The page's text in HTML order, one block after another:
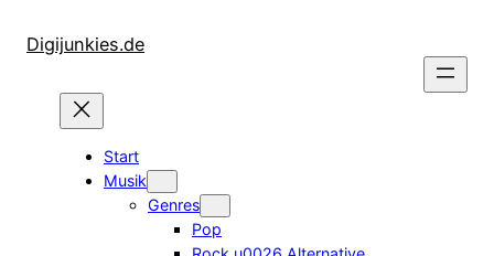
InhaltDigijunkies.de
Start
Musik
Genres
Pop